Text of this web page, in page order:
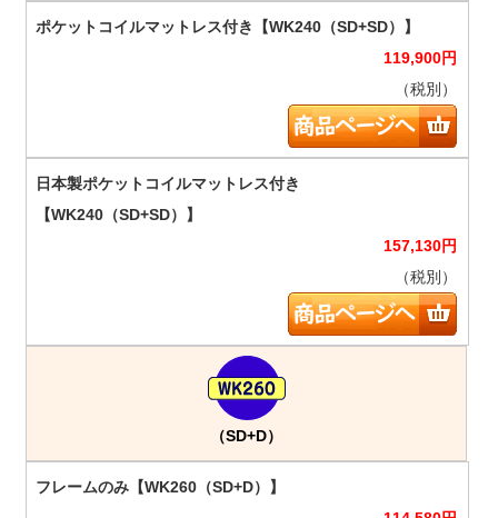
119,900円
（税別）
157,130円
（税別）
（SD+D）